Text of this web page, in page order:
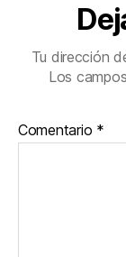
Tu dirección
Los
Comentario *